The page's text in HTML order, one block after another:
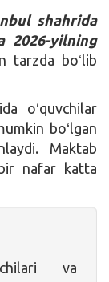
shahrida
2026-yilning
tarzda boʻlib
oʻquvchilar
boʻlgan
Maktab
nafar katta
va